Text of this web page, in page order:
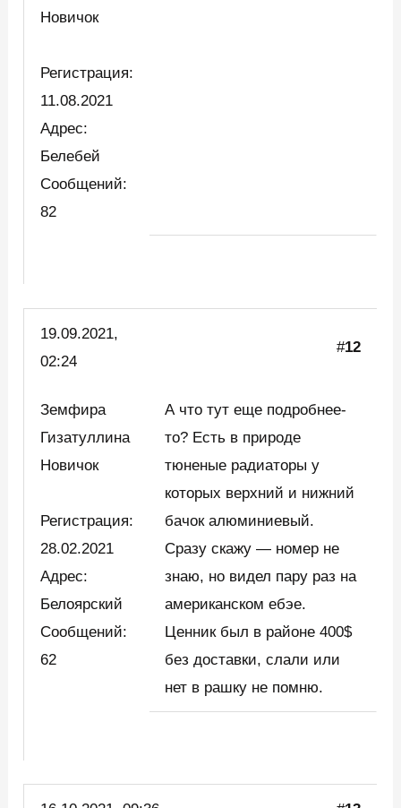
Новичок
Регистрация:
11.08.2021
Адрес:
Белебей
Сообщений:
82
19.09.2021,
02:24
#12
Земфира
Гизатуллина
Новичок
Регистрация:
28.02.2021
Адрес:
Белоярский
Сообщений:
62
А что тут еще подробнее-
то? Есть в природе
тюненые радиаторы у
которых верхний и нижний
бачок алюминиевый.
Сразу скажу — номер не
знаю, но видел пару раз на
американском ебэе.
Ценник был в районе 400$
без доставки, слали или
нет в рашку не помню.